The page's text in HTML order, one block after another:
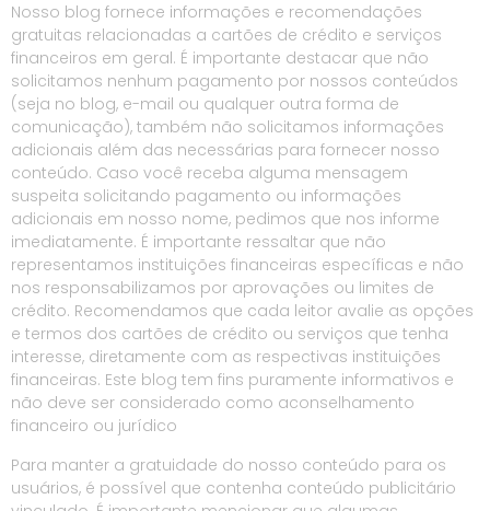
Nosso blog fornece informações e recomendações
gratuitas relacionadas a cartões de crédito e serviços
financeiros em geral. É importante destacar que não
solicitamos nenhum pagamento por nossos conteúdos
(seja no blog, e-mail ou qualquer outra forma de
comunicação), também não solicitamos informações
adicionais além das necessárias para fornecer nosso
conteúdo. Caso você receba alguma mensagem
suspeita solicitando pagamento ou informações
adicionais em nosso nome, pedimos que nos informe
imediatamente. É importante ressaltar que não
representamos instituições financeiras específicas e não
nos responsabilizamos por aprovações ou limites de
crédito. Recomendamos que cada leitor avalie as opções
e termos dos cartões de crédito ou serviços que tenha
interesse, diretamente com as respectivas instituições
financeiras. Este blog tem fins puramente informativos e
não deve ser considerado como aconselhamento
financeiro ou jurídico
Para manter a gratuidade do nosso conteúdo para os
usuários, é possível que contenha conteúdo publicitário